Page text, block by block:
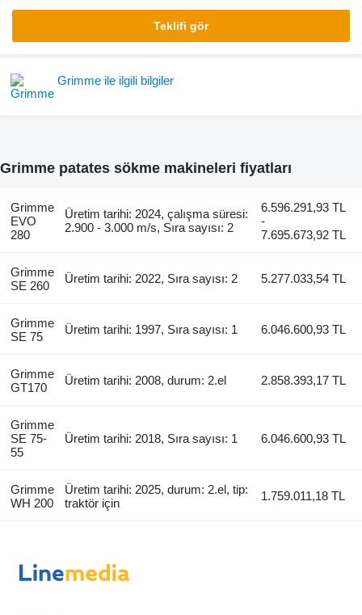
Teklifi gör
Grimme ile ilgili bilgiler
Grimme patates sökme makineleri fiyatları
Grimme
EVO
280
Üretim tarihi: 2024, çalışma süresi:
2.900 - 3.000 m/s, Sıra sayısı: 2
6.596.291,93 TL
-
7.695.673,92 TL
Grimme
SE 260
Üretim tarihi: 2022, Sıra sayısı: 2 5.277.033,54 TL
Grimme
SE 75
Üretim tarihi: 1997, Sıra sayısı: 1 6.046.600,93 TL
Grimme
GT170
Üretim tarihi: 2008, durum: 2.el 2.858.393,17 TL
Grimme
SE 75-
55
Üretim tarihi: 2018, Sıra sayısı: 1 6.046.600,93 TL
Grimme
WH 200
Üretim tarihi: 2025, durum: 2.el, tip:
traktör için
1.759.011,18 TL